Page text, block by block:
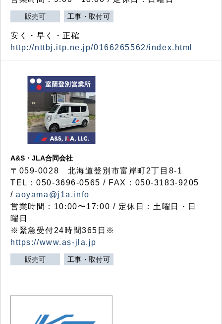
販売可 工事・取付可
安く・早く・正確
http://nttbj.itp.ne.jp/0166265562/index.html
A&S・JLA合同会社
〒 059-0028 北海道登別市富岸町2丁目 8-1
TEL：050-3696-0565 / FAX：050-3183-9205
/aoyama@j1a.info
営業時間：10:00〜17:00 / 定休日：土曜日・日
曜日
※緊急受付24時間365日※
https://www.as-jla.jp
販売可 工事・取付可